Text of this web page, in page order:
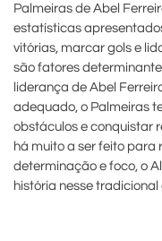
Palmeiras de Abel
estatísticas
vitórias, marcar gols e
são fatores
liderança de Abel
adequado, o Palmeiras
obstáculos e conquistar
há muito a ser feito para
determinação e foco, o
história nesse